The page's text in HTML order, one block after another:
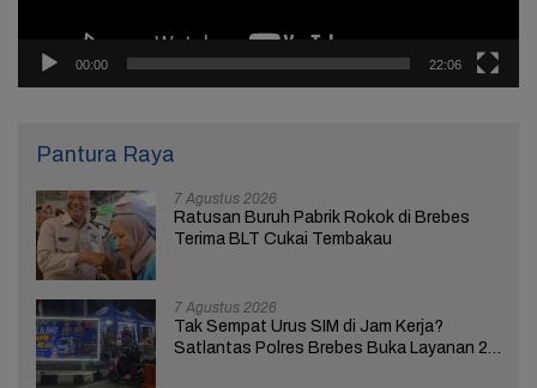
00:00 22:06
Pantura Raya
7 Agustus 2026
Ratusan Buruh Pabrik Rokok di Brebes
Terima BLT Cukai Tembakau
7 Agustus 2026
Tak Sempat Urus SIM di Jam Kerja?
Satlantas Polres Brebes Buka Layanan 24